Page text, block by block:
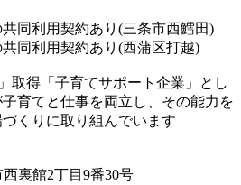
同利用契約あり(三条市西鱈田)
同利用契約あり(西蒲区打越)
取得「子育てサポート企業」とし
育てと仕事を両立し、その能力を
くりに取り組んでいます
裏館2丁目9番30号